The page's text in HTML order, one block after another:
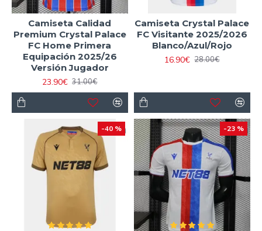
Camiseta Calidad
Premium Crystal Palace
FC Home Primera
Equipación 2025/26
Versión Jugador
23.90€ 31.00€
Camiseta Crystal Palace
FC Visitante 2025/2026
Blanco/Azul/Rojo
16.90€ 28.00€
-40 % -23 %